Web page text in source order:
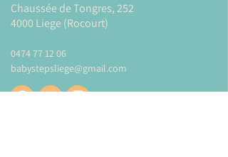
Chaussée de Tongres, 252
4000 Liege (Rocourt)
0474 77 12 06
babystepsliege@gmail.com